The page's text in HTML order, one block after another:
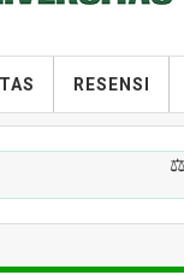
RESENSI
⚖️